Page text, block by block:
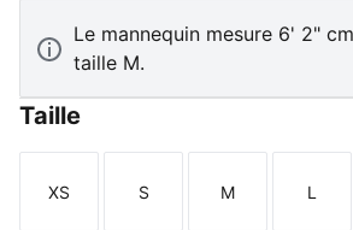
Le mannequin mesure 6' 2"
taille M.
Taille
Taille
XS
Taille
S
Taille
M
Taille
L